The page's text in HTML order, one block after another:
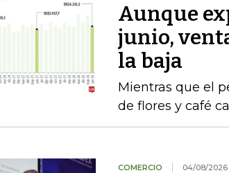
Aunque
junio,
la baja
Mientras que el
de flores y café
COMERCIO 04/08/2026